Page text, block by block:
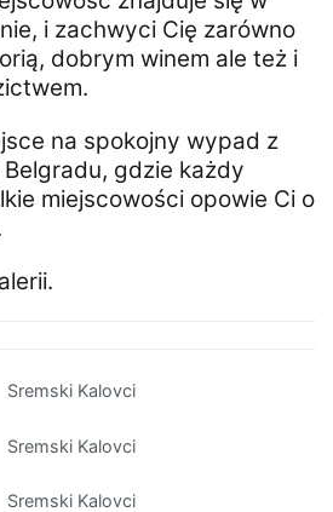
i zachwyci Cię zarówno
dobrym winem ale też i
na spokojny wypad z
gdzie każdy
miejscowości opowie Ci o